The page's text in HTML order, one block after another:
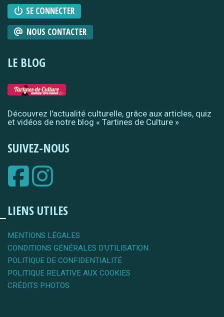
SE CONNECTER
NOUS CONTACTER
LE BLOG
Découvrez l'actualité culturelle, grâce aux articles, quiz
et vidéos de notre blog « Tartines de Culture »
SUIVEZ-NOUS
LIENS UTILES
MENTIONS LÉGALES
CONDITIONS GÉNÉRALES D'UTILISATION
POLITIQUE DE CONFIDENTIALITÉ
POLITIQUE RELATIVE AUX COOKIES
CRÉDITS PHOTOS